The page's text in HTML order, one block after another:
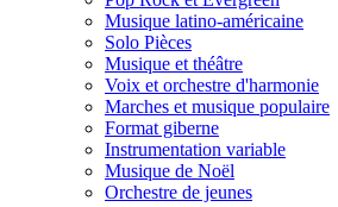
Musique latino-américaine
Solo Pièces
Musique et théâtre
Voix et orchestre d'harmonie
Marches et musique populaire
Format giberne
Instrumentation variable
Musique de Noël
Orchestre de jeunes